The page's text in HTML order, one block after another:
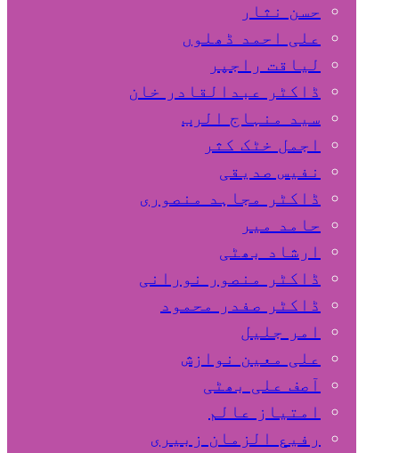
حسن نثار
علی احمد ڈھلوں
لیاقت راجپر
ڈاکٹر عبدالقادر خان
سید منہاج الرب
اجمل خٹک کثر
نفیس صدیقی
ڈاکٹر مجاہد منصوری
حامد میر
ارشاد بھٹی
ڈاکٹر منصور نورانی
ڈاکٹر صفدر محمود
امر جلیل
علی معین نوازش
آصف علی بھٹی
امتیاز عالم
رفیع الزمان زبیری